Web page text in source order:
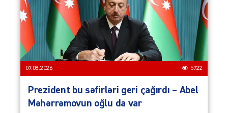
07.08.2026 5722
Prezident bu səfirləri geri çağırdı – Abel
Məhərrəmovun oğlu da var